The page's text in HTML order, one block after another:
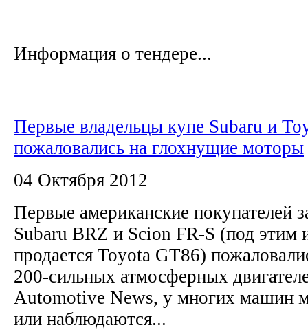
Информация о тендере...
Первые владельцы купе Subaru и
пожаловались на глохнущие моторы
04 Октября 2012
Первые американские покупателей
Subaru BRZ и Scion FR-S (под
продается Toyota GT86)
200-сильных атмосферных
Automotive News, у многих машин
или наблюдаются...